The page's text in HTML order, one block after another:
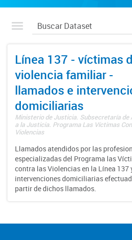
Línea 137 - víctimas
violencia familiar -
llamados e
domiciliarias
Ministerio de Justicia. Subsecretaría de
a la Justicia. Programa Las Víctimas
Violencias
Llamados atendidos por las
especializadas del Programa las
contra las Violencias en la Línea 137
intervenciones domiciliarias
partir de dichos llamados.